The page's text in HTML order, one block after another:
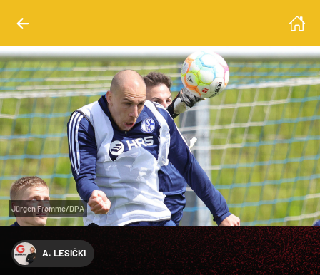
Jürgen Fromme/DPA
A. LESIČKI